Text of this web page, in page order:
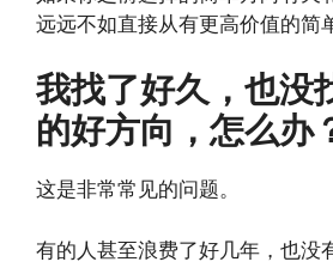
远远不如直接从有更高价值的简
我找了好久，也没
的好方向，怎么办
这是非常常见的问题。
有的人甚至浪费了好几年，也没